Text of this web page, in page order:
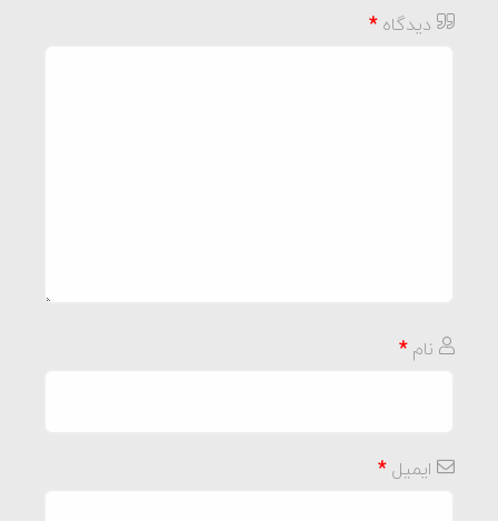
دیدگاه*
نام*
ایمیل*